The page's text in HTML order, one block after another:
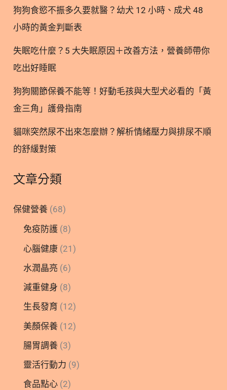
而玉米黃素則集中在黃斑部的「正中心」。它們共同
壓力傷害。 1.3. 為什麼葉黃素與玉米黃素「必須」一
起吃？ 這兩者成對出現並非只是行銷噱頭，而是有著
極具權威的科學實證。 根據美國國家眼科研究所
Disease Study 2）大型臨床研究（這也是目前護眼營
養學界的黃金標準）明確
狗狗食慾不振多久要就醫？幼犬 12 小時、成犬 48
小時的黃金判斷表
失眠吃什麼？5 大失眠原因＋改善方法，營養師帶你
吃出好睡眠
狗狗關節保養不能等！好動毛孩與大型犬必看的「黃
金三角」護骨指南
貓咪突然尿不出來怎麼辦？解析情緒壓力與排尿不順
的舒緩對策
文章分類
保健營養 (68)
免疫防護 (8)
心腦健康 (21)
水潤晶亮 (6)
減重健身 (8)
生長發育 (12)
美顏保養 (12)
腸胃調養 (3)
靈活行動力 (9)
食品點心 (2)